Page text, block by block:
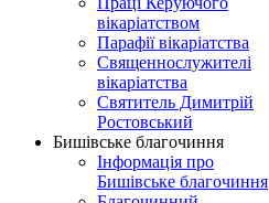
вікаріатством
Парафії вікаріатства
Священнослужителі
вікаріатства
Святитель Димитрій
Ростовський
Бишівське благочиння
Інформація про
Бишівське благочиння